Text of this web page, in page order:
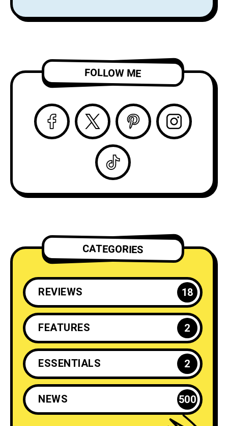
ツアーのオープニン
LP『Alight and
「Complication」の
ビデオを公開！
FOLLOW ME
CATEGORIES
REVIEWS 18
FEATURES 2
ESSENTIALS 2
NEWS 500